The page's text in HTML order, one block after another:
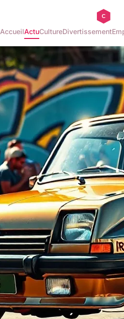
AccueilActuCultureDivertissement